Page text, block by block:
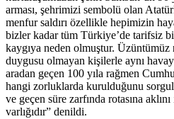
arması, şehrimizi sembolü olan
menfur saldırı özellikle hepimizin
bizler kadar tüm Türkiye’de tarifsiz
kaygıya neden olmuştur.
duygusu olmayan kişilerle aynı
aradan geçen 100 yıla rağmen
hangi zorluklarda kurulduğunu
ve geçen süre zarfında rotasına
varlığıdır” denildi.